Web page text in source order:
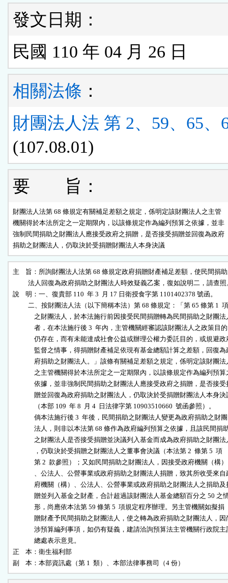
發文日期：
民國 110 年 04 月 26 日
相關法條 ：
財團法人法 第 2、59、65、
(107.08.01)
要 旨：
財團法人法第 68 條規定有關補足差額之規定，係明定該財團法人之主管
機關得於本法所定之一定期限內，以該條規定作為編列預算之依據，並非
強制民間捐助之財團法人應接受政府之捐贈，是否接受捐贈並回復為政府
捐助之財團法人，仍取決於受捐贈財團法人本身決議
主    旨：所詢財團法人法第 68 條規定政府捐贈財產補足差額，使民間捐
法人回復為政府捐助之財團法人時效疑義乙案，復如說明二，請查
說    明：一、復貴部 110  年 3  月 17 日衛授食字第 1101402378 號函。
          二、按財團法人法（以下簡稱本法）第 68 條規定：「第 65 條第 1  項
之財團法人，於本法施行前因接受民間捐贈轉為民間捐助之財團法
              者，在本法施行後 3  年內，主管機關經審認該財團法人之政策目的
仍存在，而有未能達成社會公益或辦理公權力委託目的，或規避政
監督之情事，得捐贈財產補足依現有基金總額計算之差額，回復為
府捐助之財團法人。」該條有關補足差額之規定，係明定該財團法
之主管機關得於本法所定之一定期限內，以該條規定作為編列預算
依據，並非強制民間捐助之財團法人應接受政府之捐贈，是否接受
贈並回復為政府捐助之財團法人，仍取決於受捐贈財團法人本身決
              （本部 109  年 8  月 4  日法律字第 10903510660  號函參照）。
              倘本法施行後 3  年後，民間捐助之財團法人變更為政府捐助之財團
法人，則非以本法第 68 條作為政府編列預算之依據，且該民間捐
之財團法人是否接受捐贈並決議列入基金而成為政府捐助之財團法
              ，仍取決於受捐贈之財團法人之董事會決議（本法第 2  條第 5  項
              第 2  款參照）；又如民間捐助之財團法人，因接受政府機關（構）
、公法人、公營事業或政府捐助之財團法人捐贈，致其所收受來自
府機關（構）、公法人、公營事業或政府捐助之財團法人之捐助及
贈並列入基金之財產，合計超過該財團法人基金總額百分之 50 之
              形，尚應依本法第 59 條第 5  項規定程序辦理。另主管機關如擬捐
贈財產予民間捐助之財團法人，使之轉為政府捐助之財團法人，因
涉預算編列事項，如仍有疑義，建請洽詢預算法主管機關行政院主
              總處表示意見。
正    本：衛生福利部
副    本：本部資訊處（第 1  類）、本部法律事務司（4 份）